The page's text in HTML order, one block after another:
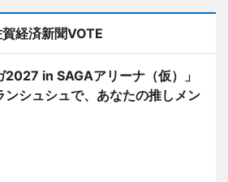
経済新聞VOTE
2027 in SAGAアリーナ（仮）」
ンシュシュで、あなたの推しメン